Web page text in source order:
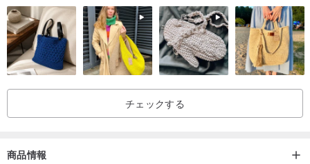
チェックする
商品情報